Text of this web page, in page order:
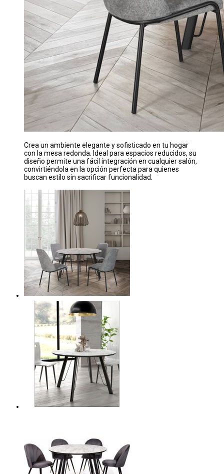
Crea un ambiente elegante y sofisticado en tu hogar
con la mesa redonda. Ideal para espacios reducidos, su
diseño permite una fácil integración en cualquier salón,
convirtiéndola en la opción perfecta para quienes
buscan estilo sin sacrificar funcionalidad.